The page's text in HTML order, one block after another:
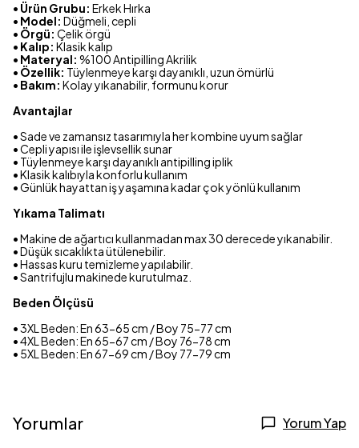
• Ürün Grubu: Erkek Hırka
• Model: Düğmeli, cepli
• Örgü: Çelik örgü
• Kalıp: Klasik kalıp
• Materyal: %100 Antipilling Akrilik
• Özellik: Tüylenmeye karşı dayanıklı, uzun ömürlü
• Bakım: Kolay yıkanabilir, formunu korur
Avantajlar
• Sade ve zamansız tasarımıyla her kombine uyum sağlar
• Cepli yapısı ile işlevsellik sunar
• Tüylenmeye karşı dayanıklı antipilling iplik
• Klasik kalıbıyla konforlu kullanım
• Günlük hayattan iş yaşamına kadar çok yönlü kullanım
Yıkama Talimatı
•Makine de ağartıcı kullanmadan max 30 derecede yıkanabilir.
•Düşük sıcaklıkta ütülenebilir.
•Hassas kuru temizleme yapılabilir.
•Santrifujlu makinede kurutulmaz.
Beden Ölçüsü
• 3XL Beden: En 63-65 cm / Boy 75-77 cm
• 4XL Beden: En 65-67 cm / Boy 76-78 cm
• 5XL Beden: En 67-69 cm / Boy 77-79 cm
Yorumlar Yorum Yap